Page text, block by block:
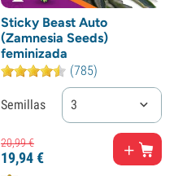
Sticky Beast Auto
(Zamnesia Seeds)
feminizada
(785)
Semillas 3
20,99€
19,94€